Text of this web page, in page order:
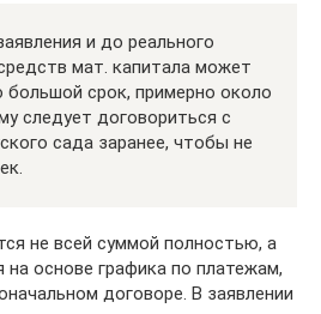
и до реального
мат. капитала может
срок, примерно около
следует договориться с
сада заранее, чтобы не
не всей суммой полностью, а
основе графика по платежам,
договоре. В заявлении